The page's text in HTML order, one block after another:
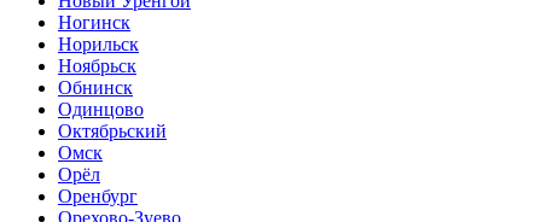
Ногинск
Норильск
Ноябрьск
Обнинск
Одинцово
Октябрьский
Омск
Орёл
Оренбург